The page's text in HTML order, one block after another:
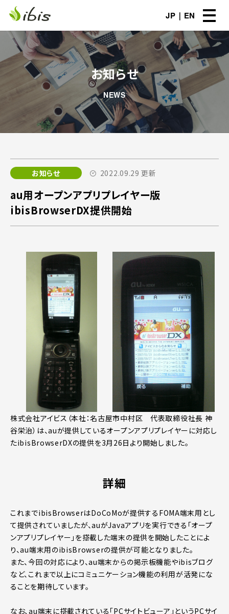
JP EN
お知らせ
NEWS
お知らせ 2022.09.29 更新
au用オープンアプリプレイヤー版
ibisBrowserDX提供開始
株式会社アイビス（本社：名古屋市中村区 代表取締役社長 神
谷栄治）は、auが提供しているオープンアプリプレイヤーに対応し
たibisBrowserDXの提供を3月26日より開始しました。
詳細
これまでibisBrowserはDoCoMoが提供するFOMA端末用とし
て提供されていましたが、auがJavaアプリを実行できる「オープ
ンアプリプレイヤー」を搭載した端末の提供を開始したことによ
り、au端末用のibisBrowserの提供が可能となりました。
また、今回の対応により、au端末からの掲示板機能やibisブログ
など、これまで以上にコミュニケーション機能の利用が活発にな
ることを期待しています。
なお、au端末に搭載されている「PCサイトビューア」というPCサイ